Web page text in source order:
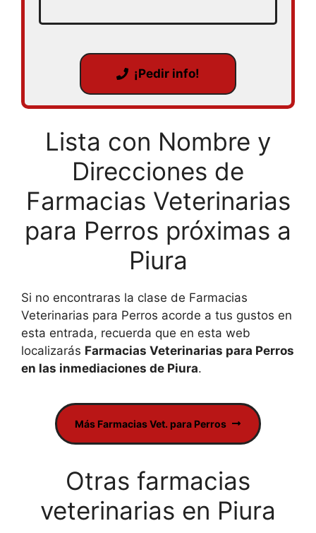
¡Pedir info!
Lista con Nombre y
Direcciones de
Farmacias Veterinarias
para Perros próximas a
Piura
Si no encontraras la clase de Farmacias
Veterinarias para Perros acorde a tus gustos en
esta entrada, recuerda que en esta web
localizarás Farmacias Veterinarias para Perros
en las inmediaciones de Piura.
Más Farmacias Vet. para Perros
Otras farmacias
veterinarias en Piura